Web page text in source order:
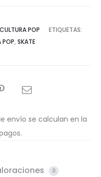
CULTURA POP
ETIQUETAS:
POP, SKATE
envío se calculan en la
0